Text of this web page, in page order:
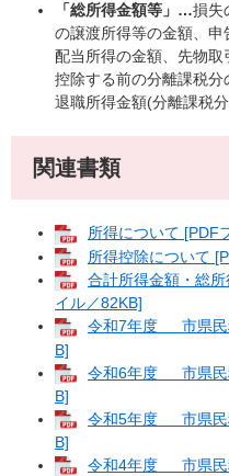
「総所得金額等」…損失
の譲渡所得等の金額、
配当所得の金額、先物
控除する前の分離課税分
退職所得金額(分離課税
関連書類
所得について [PDF
所得控除について
合計所得金額・総
イル／82KB]
令和7年度 市県民
B]
令和6年度 市県民
B]
令和5年度 市県民
B]
令和4年度 市県民